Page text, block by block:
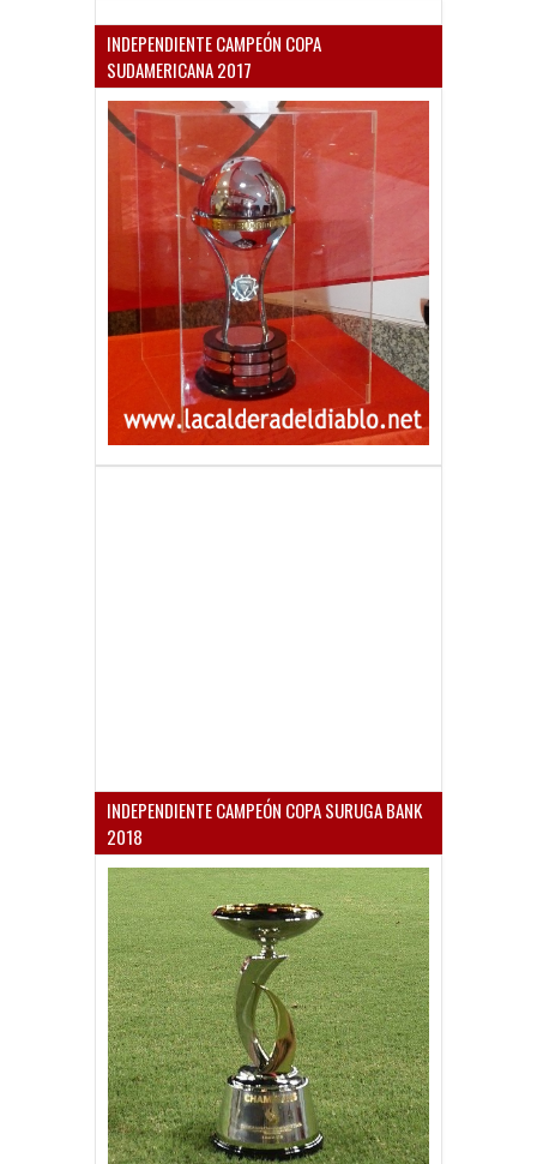
INDEPENDIENTE CAMPEÓN COPA
SUDAMERICANA 2017
INDEPENDIENTE CAMPEÓN COPA SURUGA BANK
2018